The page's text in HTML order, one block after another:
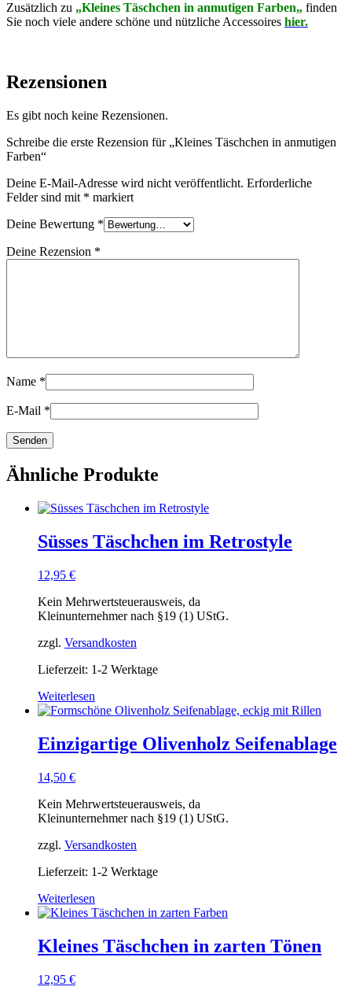
Zusätzlich zu „Kleines Täschchen in anmutigen Farben„ finden
Sie noch viele andere schöne und nützliche Accessoires hier.
Rezensionen
Es gibt noch keine Rezensionen.
Schreibe die erste Rezension für „Kleines Täschchen in anmutigen
Farben“
Deine E-Mail-Adresse wird nicht veröffentlicht. Erforderliche
Felder sind mit * markiert
Deine Bewertung *
Deine Rezension *
Name *
E-Mail *
Ähnliche Produkte
Süsses Täschchen im Retrostyle
12,95 €
Kein Mehrwertsteuerausweis, da
Kleinunternehmer nach §19 (1) UStG.
zzgl. Versandkosten
Lieferzeit: 1-2 Werktage
Weiterlesen
Einzigartige Olivenholz Seifenablage
14,50 €
Kein Mehrwertsteuerausweis, da
Kleinunternehmer nach §19 (1) UStG.
zzgl. Versandkosten
Lieferzeit: 1-2 Werktage
Weiterlesen
Kleines Täschchen in zarten Tönen
12,95 €